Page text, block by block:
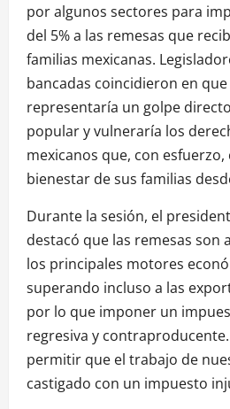
por algunos sectores para
del 5% a las remesas que
familias mexicanas.
bancadas coincidieron en
representaría un golpe
popular y vulneraría los
mexicanos que, con
bienestar de sus familias
Durante la sesión, el
destacó que las remesas son
los principales motores
superando incluso a las
por lo que imponer un
regresiva y
permitir que el trabajo de
castigado con un impuesto